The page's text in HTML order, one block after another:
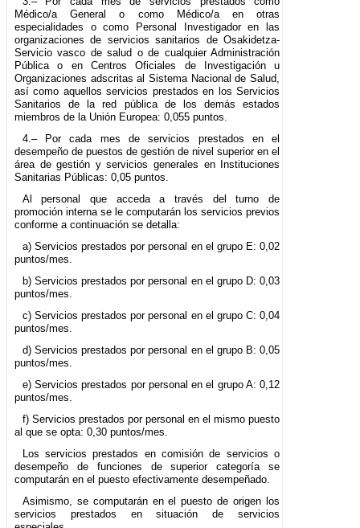
Médico/a General o como Médico/a en otras
especialidades o como Personal Investigador en las
organizaciones de servicios sanitarios de Osakidetza-
Servicio vasco de salud o de cualquier Administración
Pública o en Centros Oficiales de Investigación u
Organizaciones adscritas al Sistema Nacional de Salud,
así como aquellos servicios prestados en los Servicios
Sanitarios de la red pública de los demás estados
miembros de la Unión Europea: 0,055 puntos.
4.– Por cada mes de servicios prestados en el
desempeño de puestos de gestión de nivel superior en el
área de gestión y servicios generales en Instituciones
Sanitarias Públicas: 0,05 puntos.
Al personal que acceda a través del turno de
promoción interna se le computarán los servicios previos
conforme a continuación se detalla:
a) Servicios prestados por personal en el grupo E: 0,02
puntos/mes.
b) Servicios prestados por personal en el grupo D: 0,03
puntos/mes.
c) Servicios prestados por personal en el grupo C: 0,04
puntos/mes.
d) Servicios prestados por personal en el grupo B: 0,05
puntos/mes.
e) Servicios prestados por personal en el grupo A: 0,12
puntos/mes.
f) Servicios prestados por personal en el mismo puesto
al que se opta: 0,30 puntos/mes.
Los servicios prestados en comisión de servicios o
desempeño de funciones de superior categoría se
computarán en el puesto efectivamente desempeñado.
Asimismo, se computarán en el puesto de origen los
servicios prestados en situación de servicios